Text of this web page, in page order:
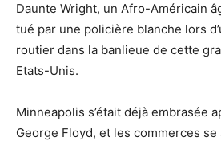
Daunte Wright, un Afro-Américain
tué par une policière blanche lors
routier dans la banlieue de cette
Etats-Unis.
Minneapolis s’était déjà embrasée
George Floyd, et les commerces